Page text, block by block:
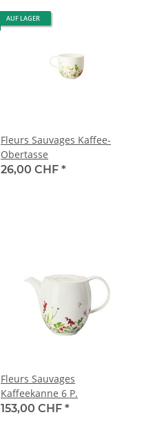
AUF LAGER
Fleurs Sauvages Kaffee-
Obertasse
26,00 CHF *
Fleurs Sauvages
Kaffeekanne 6 P.
153,00 CHF *